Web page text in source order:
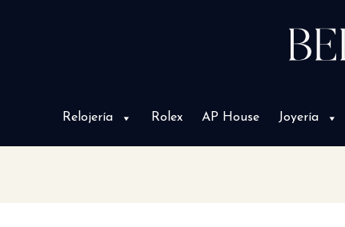
Relojería Rolex AP House Joyería